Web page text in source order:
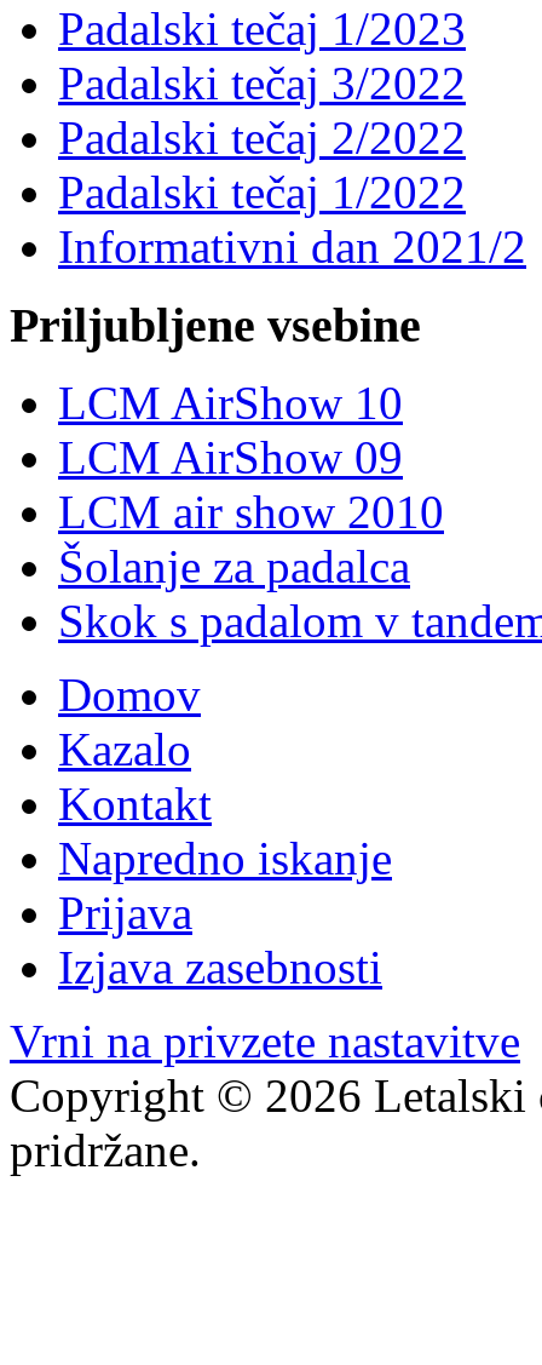
Padalski tečaj 1/2023
Padalski tečaj 3/2022
Padalski tečaj 2/2022
Padalski tečaj 1/2022
Informativni dan 2021/2
Priljubljene vsebine
LCM AirShow 10
LCM AirShow 09
LCM air show 2010
Šolanje za padalca
Skok s padalom v
Domov
Kazalo
Kontakt
Napredno iskanje
Prijava
Izjava zasebnosti
Vrni na privzete nastavitve
Copyright © 2026 Letalski
pridržane.